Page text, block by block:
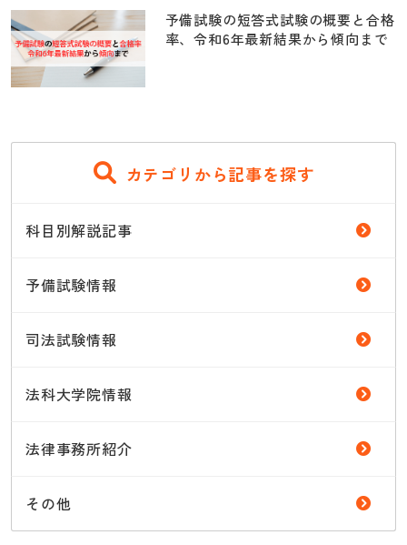
予備試験の短答式試験の概要と合格
率、令和6年最新結果から傾向まで
カテゴリから記事を探す
科目別解説記事
予備試験情報
司法試験情報
法科大学院情報
法律事務所紹介
その他